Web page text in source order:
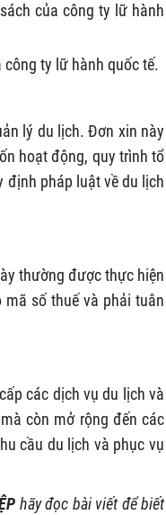
của công ty lữ hành
ty lữ hành quốc tế.
lý du lịch. Đơn xin này
hoạt động, quy trình tổ
định pháp luật về du lịch
thường được thực hiện
số thuế và phải tuân
các dịch vụ du lịch và
còn mở rộng đến các
cầu du lịch và phục vụ
hãy đọc bài viết để biết